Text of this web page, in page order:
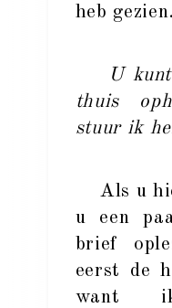
heb gezien.
U
thuis
stuur ik
Als u
u een
brief
eerst de
want